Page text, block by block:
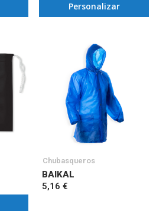
Personalizar
Chubasqueros
BAIKAL
5,16 €